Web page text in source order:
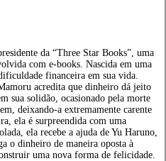
da “Three Star Books”, uma
com e-books. Nascida em uma
financeira em sua vida.
acredita que dinheiro dá jeito
sua solidão, ocasionado pela morte
deixando-a extremamente carente
ela é surpreendida com uma
ela recebe a ajuda de Yu Haruno,
o dinheiro de maneira oposta à
uma nova forma de felicidade.